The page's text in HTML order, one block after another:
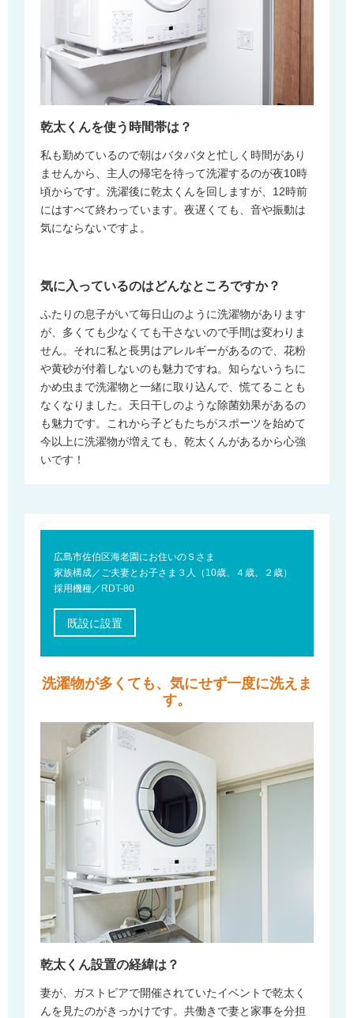
乾太くんを使う時間帯は？
私も勤めているので朝はバタバタと忙しく時間があり
ませんから、主人の帰宅を待って洗濯するのが夜10時
頃からです。洗濯後に乾太くんを回しますが、12時前
にはすべて終わっています。夜遅くても、音や振動は
気にならないですよ。
気に入っているのはどんなところですか？
ふたりの息子がいて毎日山のように洗濯物があります
が、多くても少なくても干さないので手間は変わりま
せん。それに私と長男はアレルギーがあるので、花粉
や黄砂が付着しないのも魅力ですね。知らないうちに
かめ虫まで洗濯物と一緒に取り込んで、慌てることも
なくなりました。天日干しのような除菌効果があるの
も魅力です。これから子どもたちがスポーツを始めて
今以上に洗濯物が増えても、乾太くんがあるから心強
いです！
広島市佐伯区海老園にお住いのＳさま
家族構成／ご夫妻とお子さま３人（10歳、４歳、２歳）
採用機種／RDT-80
既設に設置
洗濯物が多くても、気にせず一度に洗えま
す。
乾太くん設置の経緯は？
妻が、ガストピアで開催されていたイベントで乾太く
んを見たのがきっかけです。共働きで妻と家事を分担